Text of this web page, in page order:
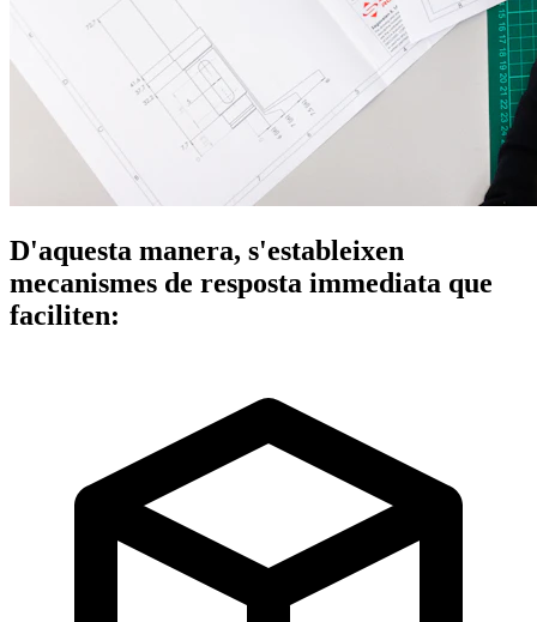
D'aquesta manera, s'estableixen
mecanismes de resposta immediata que
faciliten: